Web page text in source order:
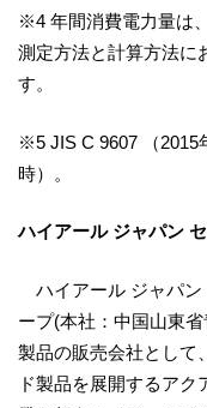
※4 年間消費電力量は
測定方法と計算方法に
す。
※5 JIS C 9607 （2015
時）。
ハイアール ジャパン
ハイアール ジャパン
ープ(本社：中国山東
製品の販売会社として
ド製品を展開するア